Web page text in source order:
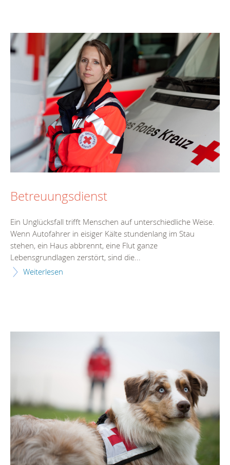
Betreuungsdienst
Ein Unglücksfall trifft Menschen auf unterschiedliche Weise.
Wenn Autofahrer in eisiger Kälte stundenlang im Stau
stehen, ein Haus abbrennt, eine Flut ganze
Lebensgrundlagen zerstört, sind die...
Weiterlesen